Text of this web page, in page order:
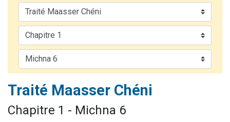
Il reste 49 places pour étudier en groupe sur Zoom
12 nouvelles musiques dans Torah-Box Music
3 personnes viennent de nous rejoindre sur WhatsApp
2 personnes viennent de nous rejoindre sur WhatsApp
2 personnes viennent de nous rejoindre sur WhatsApp
Traité Maasser Chéni
Chapitre 1 - Michna 6